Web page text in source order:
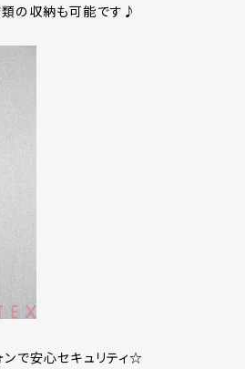
の収納も可能です♪
ンで安心セキュリティ☆